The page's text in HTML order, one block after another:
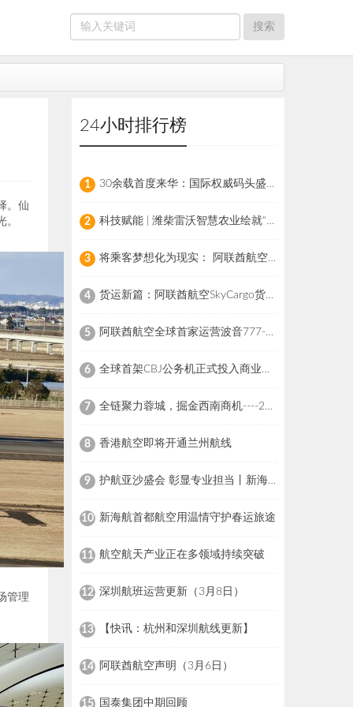
。仙
管理
24小时排行榜
1 30余载首度来华：国际权威码头盛会落子上海，早鸟票与全球招商同步启幕
2 科技赋能 | 潍柴雷沃智慧农业绘就“塞外粮仓”好丰光
3 将乘客梦想化为现实： 阿联酋航空全球首推“U-Dream头枕” 重新定义经济舱飞行体验
4 货运新篇：阿联酋航空SkyCargo货运部启用波音777-300ER“客改货”新机型
5 阿联酋航空全球首家运营波音777-300ERSF客机改装版货机
6 全球首架CBJ公务机正式投入商业运营 新海航金鹿公务助力中国公务航空迈入新阶段
7 全链聚力蓉城，掘金西南商机----2026HOTELEX成都国际酒店用品及餐饮博览会将于7月亮相
8 香港航空即将开通兰州航线
9 护航亚沙盛会 彰显专业担当丨新海航金鹿公务三亚FBO圆满完成亚沙会公务机航班保障任务
10 新海航首都航空用温情守护春运旅途
11 航空航天产业正在多领域持续突破
12 深圳航班运营更新（3月8日）
13 【快讯：杭州和深圳航线更新】
14 阿联酋航空声明（3月6日）
15 国泰集团中期回顾